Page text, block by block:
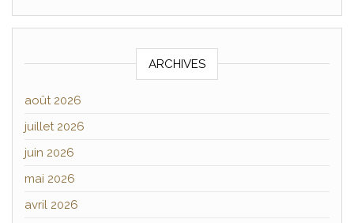
ARCHIVES
août 2026
juillet 2026
juin 2026
mai 2026
avril 2026